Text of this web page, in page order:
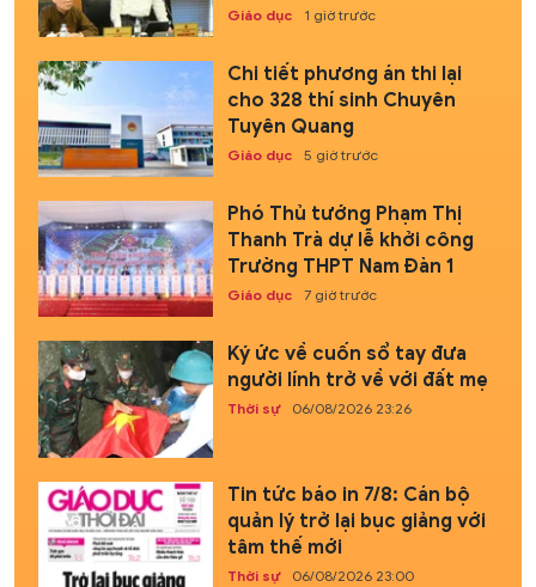
Giáo dục 1 giờ trước
Chi tiết phương án thi lại
cho 328 thí sinh Chuyên
Tuyên Quang
Giáo dục 5 giờ trước
Phó Thủ tướng Phạm Thị
Thanh Trà dự lễ khởi công
Trường THPT Nam Đàn 1
Giáo dục 7 giờ trước
Ký ức về cuốn sổ tay đưa
người lính trở về với đất mẹ
Thời sự 06/08/2026 23:26
Tin tức báo in 7/8: Cán bộ
quản lý trở lại bục giảng với
tâm thế mới
Thời sự 06/08/2026 23:00